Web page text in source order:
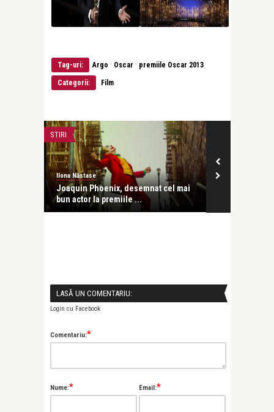
Tag-uri: Argo · Oscar · premiile Oscar 2013
Categorii: Film
STIRI
Ilona Năstase
Joaquin Phoenix, desemnat cel mai
bun actor la premiile ...
LASĂ UN COMENTARIU:
Login cu Facebook
Comentariu:*
Nume:* Email:*